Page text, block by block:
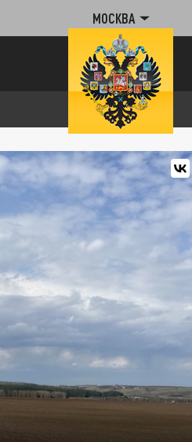
МОСКВА